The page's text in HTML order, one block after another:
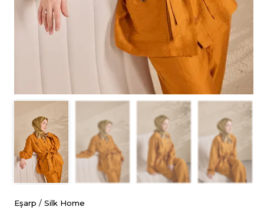
Eşarp / Silk Home